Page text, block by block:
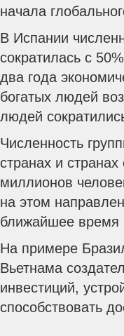
начала
В Испании
сократилась с
два года
богатых людей
людей
Численность
странах и
миллионов
на этом
ближайшее время
На примере
Вьетнама
инвестиций,
способствовать